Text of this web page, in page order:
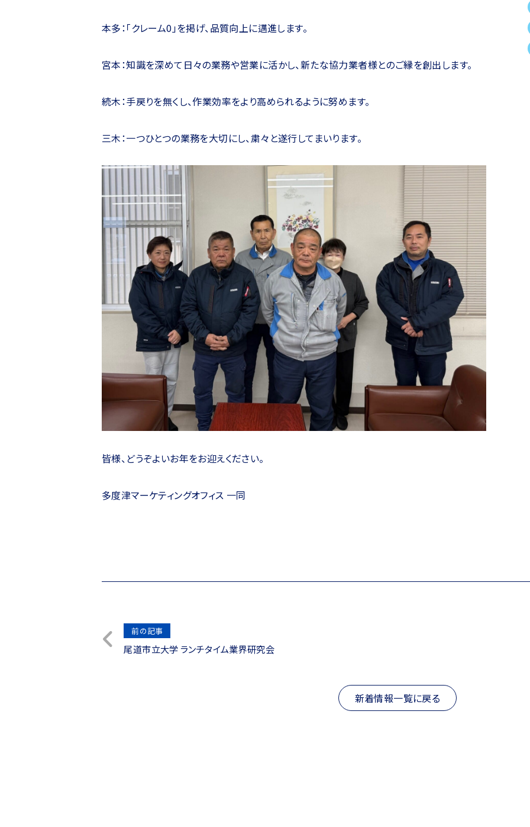
本多：「クレーム0」を掲げ、品質向上に邁進します。
宮本：知識を深めて日々の業務や営業に活かし、新たな協力業者様とのご縁を創出します。
続木：手戻りを無くし、作業効率をより高められるように努めます。
三木：一つひとつの業務を大切にし、粛々と遂行してまいります。
皆様、どうぞよいお年をお迎えください。
多度津マーケティングオフィス 一同
投
稿
前の記事
尾道市立大学 ランチタイム業界研究会
新着情報一覧に戻る